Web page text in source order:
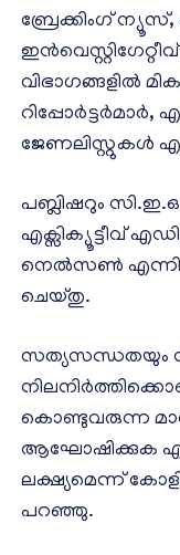
ബ്രേക്കിംഗ് ന്യൂസ്,
ഇൻവെസ്റ്റിഗേറ്റീവ്
വിഭാഗങ്ങളിൽ
റിപ്പോർട്ടർമാർ,
ജേണലിസ്റ്റുകൾ
പബ്ലിഷറും
എക്സിക്യൂട്ടീവ്
നെൽസൺ
ചെയ്തു.
സത്യസന്ധതയും
കൊണ്ടുവരുന്ന
ആഘോഷിക്കുക
ലക്ഷ്യമെന്ന്
പറഞ്ഞു.